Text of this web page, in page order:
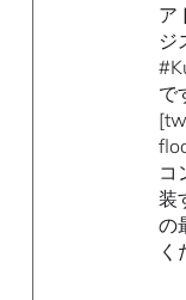
ア
ジ
で
コ
装
の